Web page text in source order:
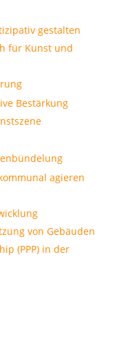
gestalten
für Kunst und
Bestärkung
agieren
von Gebäuden
(PPP) in der